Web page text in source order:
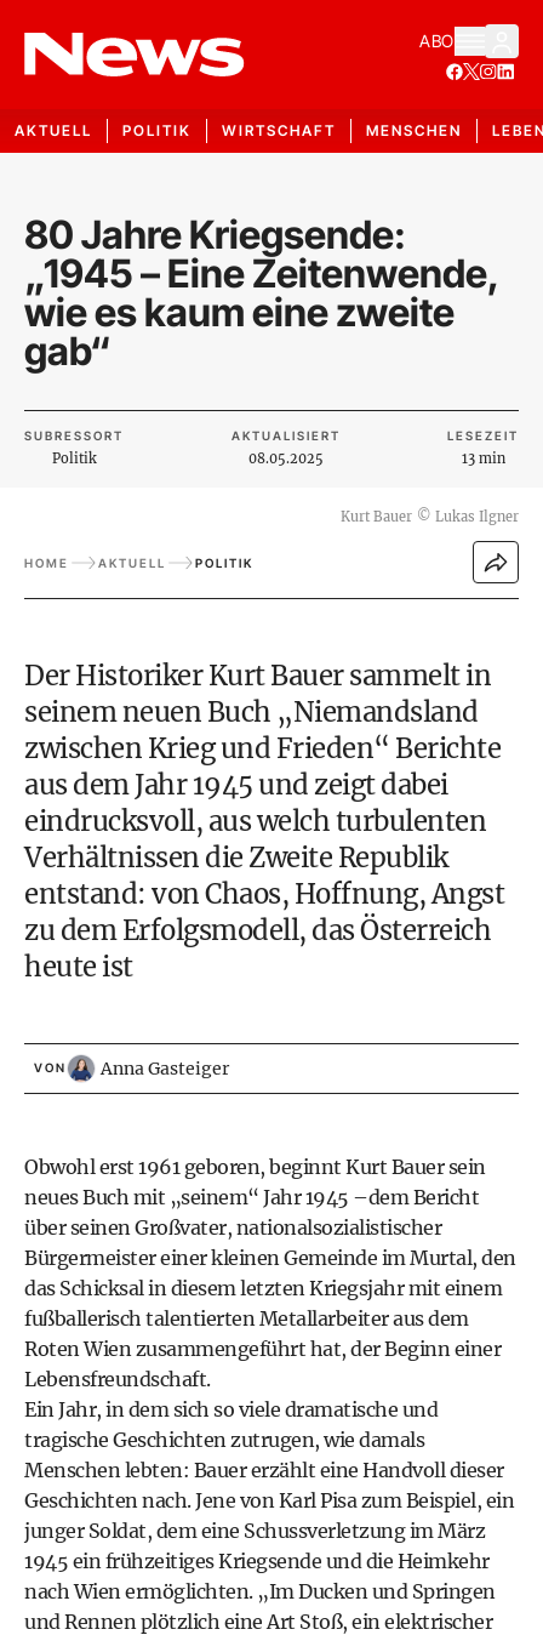
ABO
AKTUELL POLITIK WIRTSCHAFT MENSCHEN
80 Jahre Kriegsende:
„1945 – Eine Zeitenwende,
wie es kaum eine zweite
gab“
SUBRESSORT
Politik
AKTUALISIERT
08.05.2025
LESEZEIT
13 min
Kurt Bauer © Lukas Ilgner
HOME AKTUELL POLITIK
Der Historiker Kurt Bauer sammelt in
seinem neuen Buch „Niemandsland
zwischen Krieg und Frieden“ Berichte
aus dem Jahr 1945 und zeigt dabei
eindrucksvoll, aus welch turbulenten
Verhältnissen die Zweite Republik
entstand: von Chaos, Hoffnung, Angst
zu dem Erfolgsmodell, das Österreich
heute ist
VON Anna Gasteiger
Obwohl erst 1961 geboren, beginnt Kurt Bauer sein
neues Buch mit „seinem“ Jahr 1945 –dem Bericht
über seinen Großvater, nationalsozialistischer
Bürgermeister einer kleinen Gemeinde im Murtal, den
das Schicksal in diesem letzten Kriegsjahr mit einem
fußballerisch talentierten Metallarbeiter aus dem
Roten Wien zusammengeführt hat, der Beginn einer
Lebensfreundschaft.
Ein Jahr, in dem sich so viele dramatische und
tragische Geschichten zutrugen, wie damals
Menschen lebten: Bauer erzählt eine Handvoll dieser
Geschichten nach. Jene von Karl Pisa zum Beispiel, ein
junger Soldat, dem eine Schussverletzung im März
1945 ein frühzeitiges Kriegsende und die Heimkehr
nach Wien ermöglichten. „Im Ducken und Springen
und Rennen plötzlich eine Art Stoß, ein elektrischer